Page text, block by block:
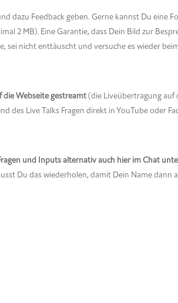
dazu Feedback geben. Gerne kannst Du eine
2 MB). Eine Garantie, dass Dein Bild zur
sei nicht enttäuscht und versuche es wieder
die Webseite gestreamt(die Liveübertragung auf
des Live Talks Fragen direkt in YouTube oder
und Inputs alternativ auch hier im Chat
Du das wiederholen, damit Dein Name dann